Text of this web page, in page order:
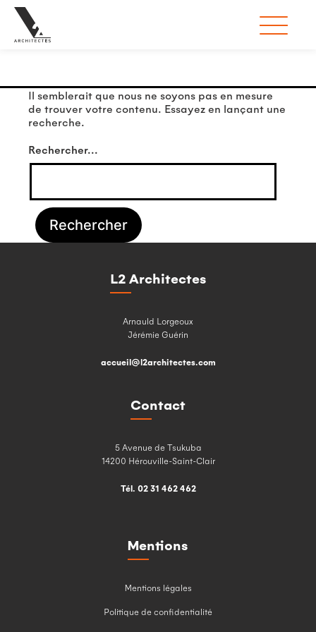
Il semblerait que nous ne soyons pas en mesure
de trouver votre contenu. Essayez en lançant une
recherche.
Rechercher…
L2 Architectes
Arnauld Lorgeoux
Jérémie Guérin
accueil@l2architectes.com
Contact
5 Avenue de Tsukuba
14200 Hérouville-Saint-Clair
Tél. 02 31 462 462
Mentions
Mentions légales
Politique de confidentialité